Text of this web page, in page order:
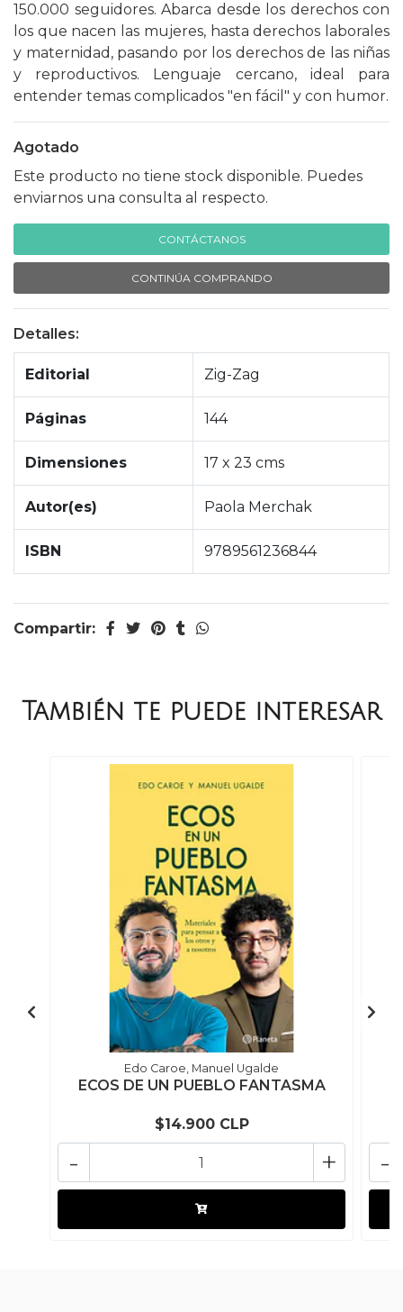
150.000 seguidores. Abarca desde los derechos con
los que nacen las mujeres, hasta derechos laborales
y maternidad, pasando por los derechos de las niñas
y reproductivos. Lenguaje cercano, ideal para
entender temas complicados "en fácil" y con humor.
Agotado
Este producto no tiene stock disponible. Puedes
enviarnos una consulta al respecto.
CONTÁCTANOS
CONTINÚA COMPRANDO
Detalles:
Editorial Zig-Zag
Páginas 144
Dimensiones 17 x 23 cms
Autor(es) Paola Merchak
ISBN 9789561236844
Compartir:
También te puede interesar
Edo Caroe, Manuel Ugalde
ECOS DE UN PUEBLO FANTASMA
$14.900 CLP
- + -